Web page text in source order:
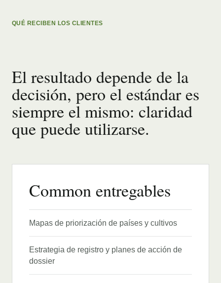
QUÉ RECIBEN LOS CLIENTES
El resultado depende de la
decisión, pero el estándar es
siempre el mismo: claridad
que puede utilizarse.
Common entregables
Mapas de priorización de países y cultivos
Estrategia de registro y planes de acción de
dossier